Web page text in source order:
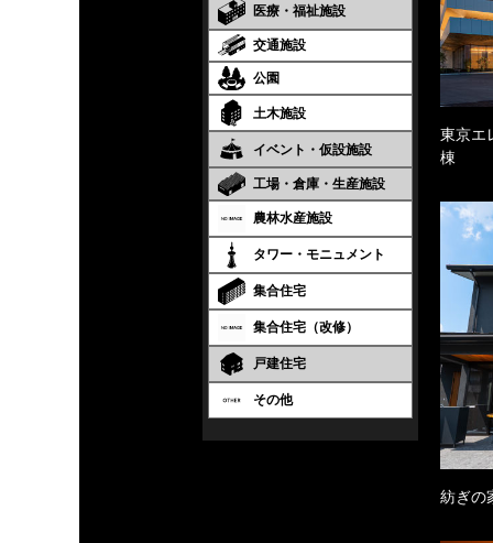
医療・福祉施設
交通施設
公園
土木施設
イベント・仮設施設
工場・倉庫・生産施設
農林水産施設
タワー・モニュメント
集合住宅
集合住宅（改修）
戸建住宅
その他
東京エ
棟
紡ぎの